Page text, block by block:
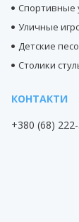
Спортивные
Уличные
Детские
Столики
+380 (68)